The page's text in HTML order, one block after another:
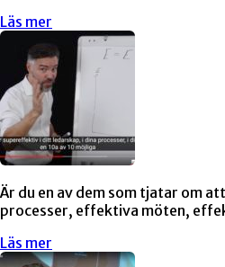
Läs mer
Är du en av dem som tjatar om
processer, effektiva möten,
Läs mer